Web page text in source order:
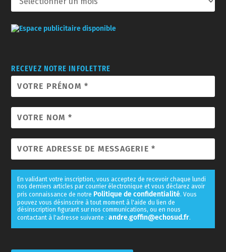
RECEVEZ NOTRE INFOLETTRE
En validant votre inscription, vous acceptez de recevoir chaque lundi
nos derniers articles par courrier électronique et vous déclarez avoir
pris connaissance de notre Politique de confidentialité. Vous
pouvez vous désinscrire à tout moment à l'aide du lien de
désinscription figurant sur nos communications, ou en nous
contactant à l'adresse suivante :andre.goffin@echosud.fr.